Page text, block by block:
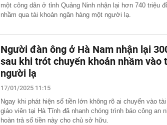
một công dân ở tỉnh Quảng Ninh nhận lại hơn 740 triệu
nhầm qua tài khoản ngân hàng một người lạ.
Người đàn ông ở Hà Nam nhận lại
sau khi trót chuyển khoản nhầm vào
người lạ
17/01/2025 11:15
Ngay khi phát hiện số tiền lớn không rõ ai chuyển vào
giáo viên tại Hà Tĩnh đã nhanh chóng trình báo công an
hoàn trả số tiền này cho chủ sở hữu.